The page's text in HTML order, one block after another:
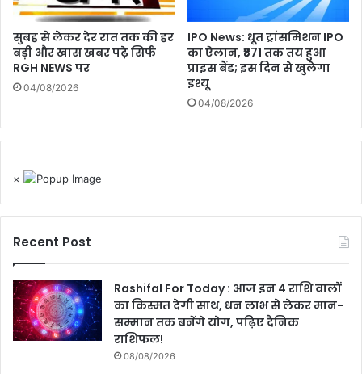
सुबह से लेकर देर रात तक की हर
बड़ी और खास खबर पढ़े सिर्फ
RGH NEWS पर
04/08/2026
IPO News: धूत ट्रांसमिशन IPO
का ऐलान, ₹871 तक तय हुआ
प्राइस बैंड; इस दिन से खुलेगा
इश्यू
04/08/2026
×
Recent Post
Rashifal For Today : आज इन 4 राशि वालों
का किस्मत देगी साथ, धन लाभ से लेकर मान-
सम्मान तक बनेंगे योग, पढ़िए दैनिक
राशिफल!
08/08/2026